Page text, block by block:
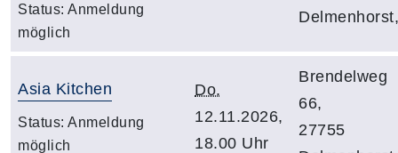
Status: Anmeldung
möglich
Delmenhorst,
Asia Kitchen
Status: Anmeldung
möglich
Do.
12.11.2026,
18.00 Uhr
Brendelweg
66,
27755